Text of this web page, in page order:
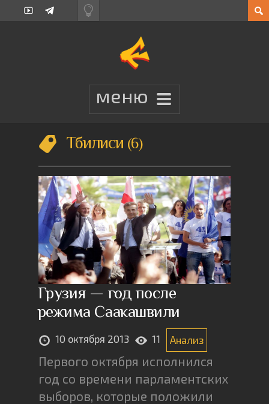
Тбилиси 6
Грузия — год после
режима Саакашвили
10 октября 2013 11 Анализ
Первого октября исполнился
год со времени парламентских
выборов, которые положили